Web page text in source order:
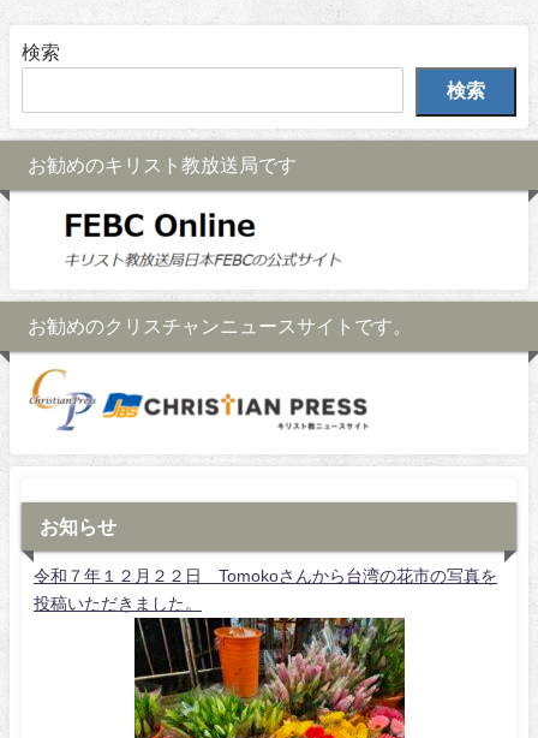
検索
検索
お勧めのキリスト教放送局です
お勧めのクリスチャンニュースサイトです。
お知らせ
令和７年１２月２２日 Tomokoさんから台湾の花市の写真を
投稿いただきました。